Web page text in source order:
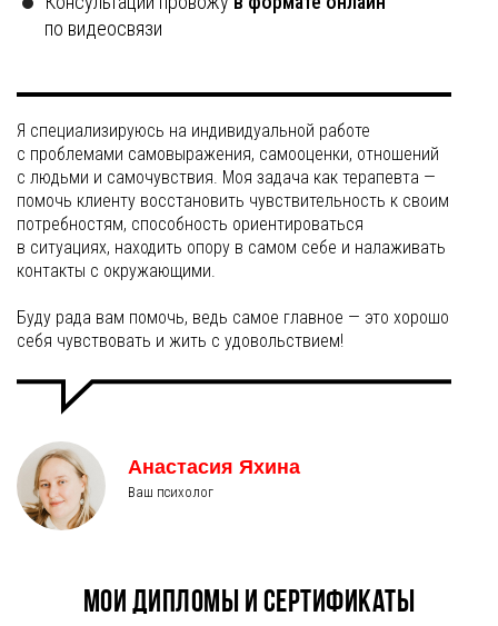
по видеосвязи
Я специализируюсь на индивидуальной работе
с проблемами самовыражения, самооценки, отношений
с людьми и самочувствия. Моя задача как терапевта —
помочь клиенту восстановить чувствительность к своим
потребностям, способность ориентироваться
в ситуациях, находить опору в самом себе и налаживать
контакты с окружающими.
Буду рада вам помочь, ведь самое главное — это хорошо
себя чувствовать и жить с удовольствием!
Анастасия Яхина
Ваш психолог
Мои дипломы и сертификаты